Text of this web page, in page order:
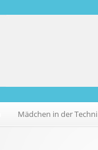
Mädchen in der